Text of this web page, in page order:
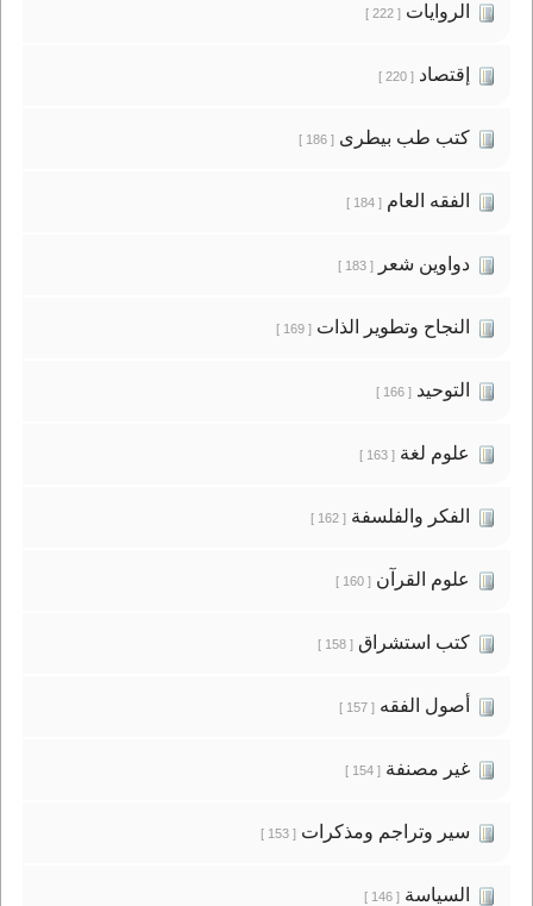
الروايات[ 222 ]
إقتصاد[ 220 ]
كتب طب بيطرى[ 186 ]
الفقه العام[ 184 ]
دواوين شعر[ 183 ]
النجاح وتطوير الذات[ 169 ]
التوحيد[ 166 ]
علوم لغة[ 163 ]
الفكر والفلسفة[ 162 ]
علوم القرآن[ 160 ]
كتب استشراق[ 158 ]
أصول الفقه[ 157 ]
غير مصنفة[ 154 ]
سير وتراجم ومذكرات[ 153 ]
السياسة[ 146 ]